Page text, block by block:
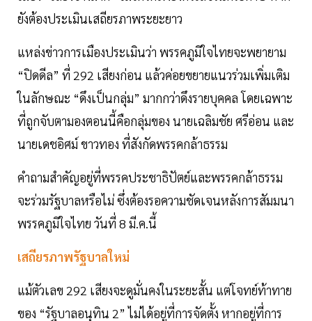
ยังต้องประเมินเสถียรภาพระยะยาว
แหล่งข่าวการเมืองประเมินว่า พรรคภูมิใจไทยจะพยายาม
“ปิดดีล” ที่ 292 เสียงก่อน แล้วค่อยขยายแนวร่วมเพิ่มเติม
ในลักษณะ “ดึงเป็นกลุ่ม” มากกว่าดึงรายบุคคล โดยเฉพาะ
ที่ถูกจับตามองตอนนี้คือกลุ่มของ นายเฉลิมชัย ศรีอ่อน และ
นายเดชอิศม์ ขาวทอง ที่สังกัดพรรคกล้าธรรม
คำถามสำคัญอยู่ที่พรรคประชาธิปัตย์และพรรคกล้าธรรม
จะร่วมรัฐบาลหรือไม่ ซึ่งต้องรอความชัดเจนหลังการสัมมนา
พรรคภูมิใจไทย วันที่ 8 มี.ค.นี้
เสถียรภาพรัฐบาลใหม่
แม้ตัวเลข 292 เสียงจะดูมั่นคงในระยะสั้น แต่โจทย์ท้าทาย
ของ “รัฐบาลอนุทิน 2” ไม่ได้อยู่ที่การจัดตั้ง หากอยู่ที่การ